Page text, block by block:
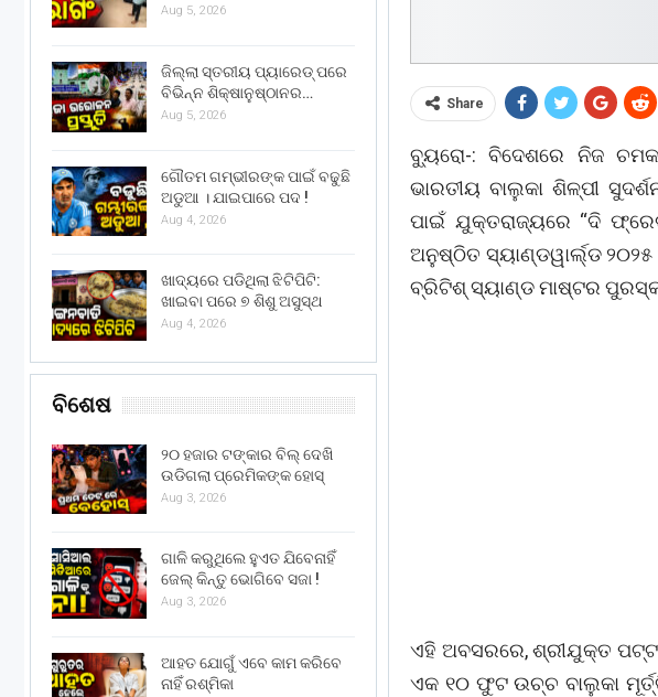
Share
ବ୍ୟୁରୋ-: ବିଦେଶରେ ନିଜ ଚମକ
ଭାରତୀୟ ବାଲୁକା ଶିଳ୍ପୀ
ପାଇଁ ଯୁକ୍ତରାଜ୍ୟରେ “ଦି
ଅନୁଷ୍ଠିତ ସ୍ୟାଣ୍ଡୱାର୍ଲ୍ଡ
ବ୍ରିଟିଶ୍ ସ୍ୟାଣ୍ଡ ମାଷ୍ଟର
ଏହି ଅବସରରେ, ଶ୍ରୀଯୁକ୍ତ
ଏକ ୧୦ ଫୁଟ ଉଚ୍ଚ ବାଲୁକା
Aug 5, 2026
ଜିଲ୍ଲା ସ୍ତରୀୟ ପ୍ୟାରେଡ୍ ପରେ
ବିଭିନ୍ନ ଶିକ୍ଷାନୁଷ୍ଠାନର…
Aug 5, 2026
ଗୌତମ ଗମ୍ଭୀରଙ୍କ ପାଇଁ ବଢୁଛି
ଅଡୁଆ । ଯାଇପାରେ ପଦ !
Aug 4, 2026
ଖାଦ୍ୟରେ ପଡିଥିଲା ଝିଟିପିଟି:
ଖାଇବା ପରେ ୭ ଶିଶୁ ଅସୁସ୍ଥ
Aug 4, 2026
ବିଶେଷ
୨୦ ହଜାର ଟଙ୍କାର ବିଲ୍ ଦେଖି
ଉଡିଗଲା ପ୍ରେମିକଙ୍କ ହୋସ୍
Aug 3, 2026
ଗାଳି କରୁଥିଲେ ହୁଏତ ଯିବେନାହିଁ
ଜେଲ୍ କିନ୍ତୁ ଭୋଗିବେ ସଜା !
Aug 3, 2026
ଆହତ ଯୋଗୁଁ ଏବେ କାମ କରିବେ
ନାହିଁ ରଶ୍ମିକା